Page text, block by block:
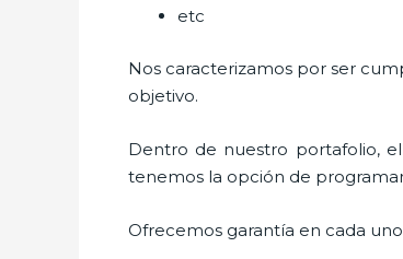
etc
Nos caracterizamos por ser
objetivo.
Dentro de nuestro portafolio,
tenemos la opción de
Ofrecemos garantía en cada